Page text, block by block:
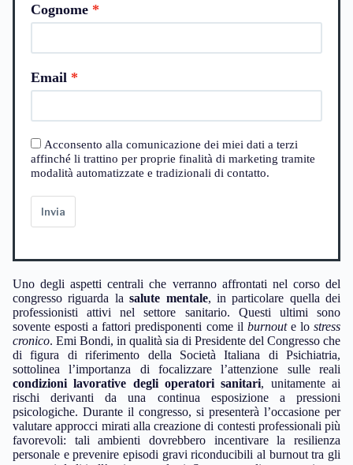
Cognome
Email
Acconsento alla comunicazione dei miei dati a terzi
affinché li trattino per proprie finalità di marketing tramite
modalità automatizzate e tradizionali di contatto.
Invia
Uno degli aspetti centrali che verranno affrontati nel corso del
congresso riguarda lasalute mentale, in particolare quella dei
professionisti attivi nel settore sanitario. Questi ultimi sono
sovente esposti a fattori predisponenti come il burnoute lostress
cronico. Emi Bondi, in qualità sia di Presidente del Congresso che
di figura di riferimento della Società Italiana di Psichiatria,
sottolinea l’importanza di focalizzare l’attenzione sulle reali
condizioni lavorative degli operatori sanitari, unitamente ai
rischi derivanti da una continua esposizione a pressioni
psicologiche. Durante il congresso, si presenterà l’occasione per
valutare approcci mirati alla creazione di contesti professionali più
favorevoli: tali ambienti dovrebbero incentivare la resilienza
personale e prevenire episodi gravi riconducibili al burnout tra gli